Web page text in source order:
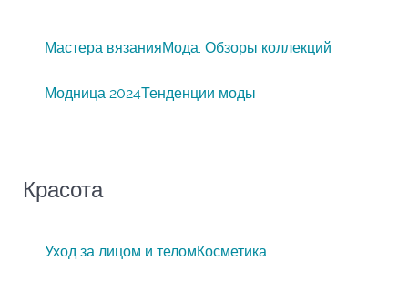
Мастера вязанияМода. Обзоры коллекций
Модница 2024Тенденции моды
Красота
Уход за лицом и теломКосметика